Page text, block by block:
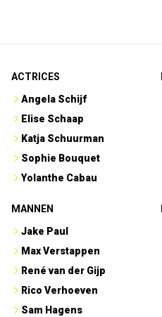
ACTRICES
Angela Schijf
Elise Schaap
Katja Schuurman
Sophie Bouquet
Yolanthe Cabau
MANNEN
Jake Paul
Max Verstappen
René van der Gijp
Rico Verhoeven
Sam Hagens